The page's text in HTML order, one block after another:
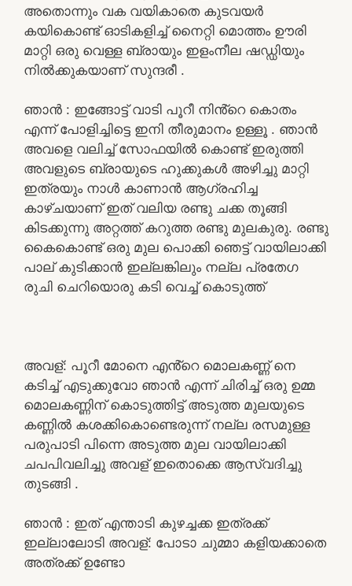
അതൊന്നും വക വയികാതെ കുടവയർ
കയികൊണ്ട് ഓടികളിച്ച് നൈറ്റി മൊത്തം ഊരി
മാറ്റി ഒരു വെള്ള ബ്രായും ഇളംനീല ഷഡ്ഡിയും
നിൽക്കുകയാണ് സുന്ദരീ .
ഞാൻ : ഇങ്ങോട്ട് വാടി പൂറീ നിൻ്റെ കൊതം
എന്ന് പോളിച്ചിട്ടെ ഇനി തീരുമാനം ഉള്ളൂ . ഞാൻ
അവളെ വലിച്ച് സോഫയിൽ കൊണ്ട് ഇരുത്തി
അവളുടെ ബ്രായുടെ ഹുക്കുകൾ അഴിച്ചു മാറ്റി
ഇത്രയും നാൾ കാണാൻ ആഗ്രഹിച്ച
കാഴ്ചയാണ് ഇത് വലിയ രണ്ടു ചക്ക തൂങ്ങി
കിടക്കുന്നു അറ്റത്ത് കറുത്ത രണ്ടു മുലകുരു. രണ്ടു
കൈകൊണ്ട് ഒരു മുല പൊക്കി ഞെട്ട് വായിലാക്കി
പാല് കുടിക്കാൻ ഇല്ലങ്കിലും നല്ല പ്രതേഗ
രുചി ചെറിയൊരു കടി വെച്ച് കൊടുത്ത്
അവള്: പൂറീ മോനെ എൻ്റെ മൊലകണ്ണ് നെ
കടിച്ച് എടുക്കുവോ ഞാൻ എന്ന് ചിരിച്ച് ഒരു ഉമ്മ
മൊലകണ്ണിന് കൊടുത്തിട്ട് അടുത്ത മുലയുടെ
കണ്ണിൽ കശക്കികൊണ്ടെരുന്ന് നല്ല രസമുള്ള
പരുപാടി പിന്നെ അടുത്ത മുല വായിലാക്കി
ചപപിവലിച്ചു അവള് ഇതൊക്കെ ആസ്വദിച്ചു
തുടങ്ങി .
ഞാൻ : ഇത് എന്താടി കുഴച്ചക്ക ഇത്രക്ക്
ഇല്ലാലോടി അവള്: പോടാ ചുമ്മാ കളിയക്കാതെ
അത്രക്ക് ഉണ്ടോ